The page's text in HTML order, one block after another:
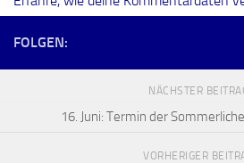
FOLGEN:
NÄCHSTER
16. Juni: Termin der
VORHERIGER